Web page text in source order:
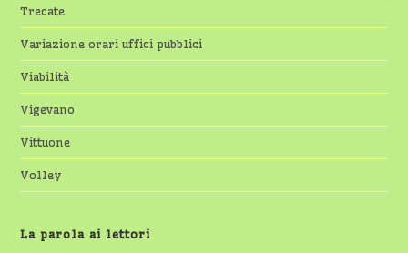
Trecate
Variazione orari uffici pubblici
Viabilità
Vigevano
Vittuone
Volley
La parola ai lettori